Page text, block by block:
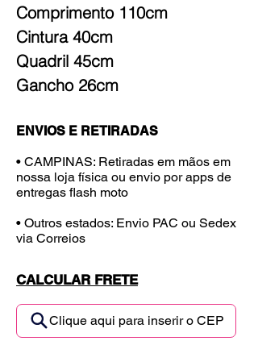
Comprimento 110cm
Cintura 40cm
Quadril 45cm
Gancho 26cm
ENVIOS E RETIRADAS
• CAMPINAS: Retiradas em mãos em
nossa loja física ou envio por apps de
entregas flash moto
• Outros estados: Envio PAC ou Sedex
via Correios
CALCULAR FRETE
Clique aqui para inserir o CEP